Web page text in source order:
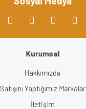
Kurumsal
Hakkımızda
Satışını Yaptığımız Markalar
İletişim